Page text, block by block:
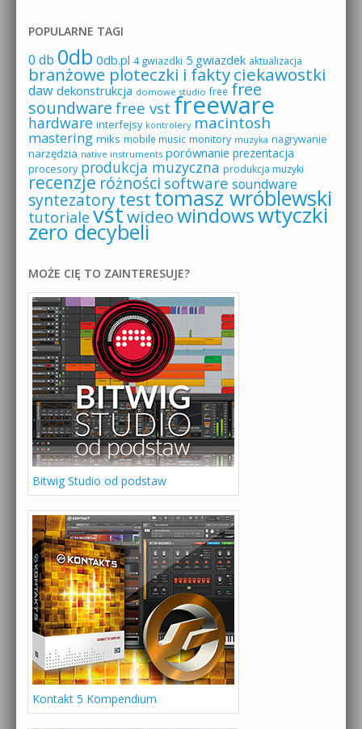
POPULARNE TAGI
0 db 0db 0db.pl 4 gwiazdki 5 gwiazdek aktualizacja
branżowe ploteczki i faktyciekawostki
daw dekonstrukcja domowe studio free free
soundware free vst freeware
hardware interfejsy kontrolery macintosh
mastering miks mobile music monitory muzyka nagrywanie
narzędzia native instruments porównanie prezentacja
procesory produkcja muzyczna produkcja muzyki
recenzje różności software soundware
syntezatorytesttomasz wróblewski
tutoriale vstwideowindowswtyczki
zero decybeli
MOŻE CIĘ TO ZAINTERESUJE?
Bitwig Studio od podstaw
Kontakt 5 Kompendium